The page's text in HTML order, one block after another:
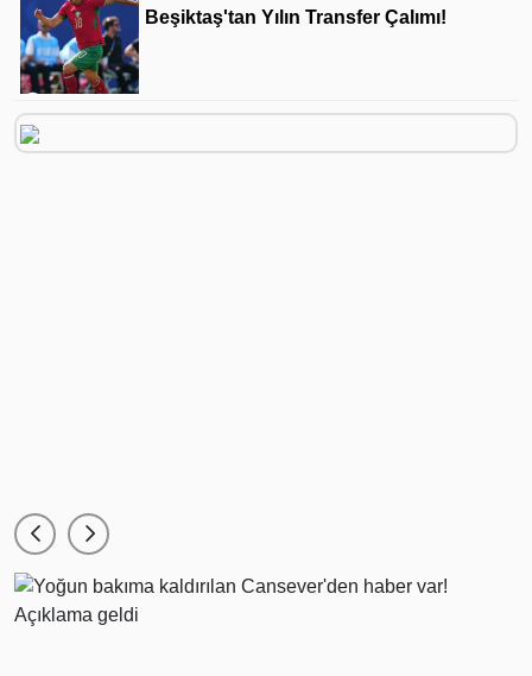
Beşiktaş'tan Yılın Transfer Çalımı!